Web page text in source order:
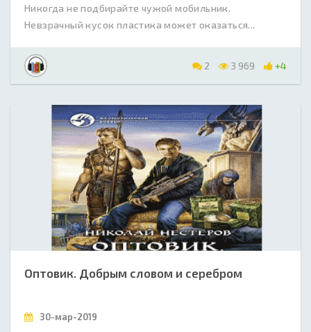
Никогда не подбирайте чужой мобильник.
Невзрачный кусок пластика может оказаться...
2 3 969 +4
Оптовик. Добрым словом и серебром
30-мар-2019